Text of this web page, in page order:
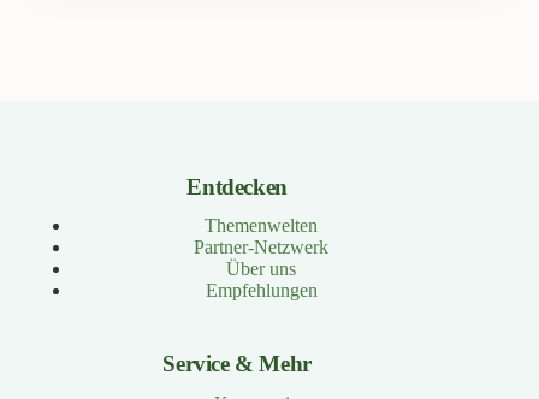
Entdecken
Themenwelten
Partner-Netzwerk
Über uns
Empfehlungen
Service & Mehr